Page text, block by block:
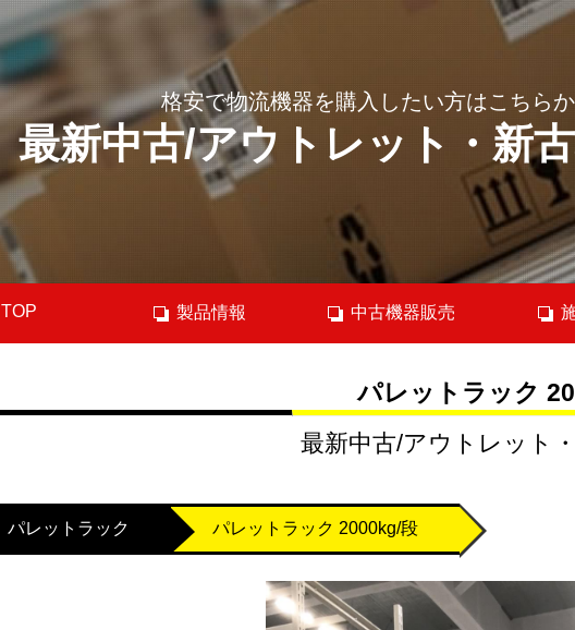
格安で物流機器を購入したい方はこちら
最新中古/アウトレット・新
TOP 製品情報 中古機器販売
パレットラック
最新中古/アウトレット
パレットラック パレットラック 2000kg/段